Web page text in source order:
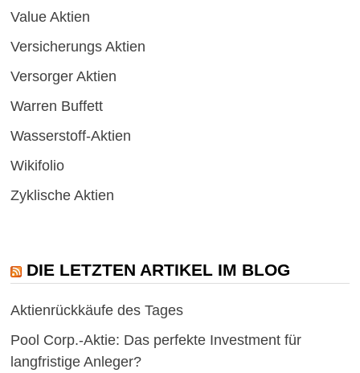
Value Aktien
Versicherungs Aktien
Versorger Aktien
Warren Buffett
Wasserstoff-Aktien
Wikifolio
Zyklische Aktien
DIE LETZTEN ARTIKEL IM BLOG
Aktienrückkäufe des Tages
Pool Corp.-Aktie: Das perfekte Investment für
langfristige Anleger?